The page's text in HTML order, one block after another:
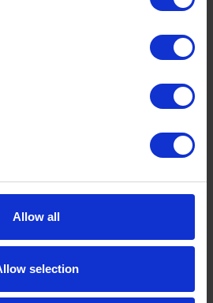
Allow all
selection
mewn Gofal Plant – Coleg Y
– Coleg Y Drenewydd